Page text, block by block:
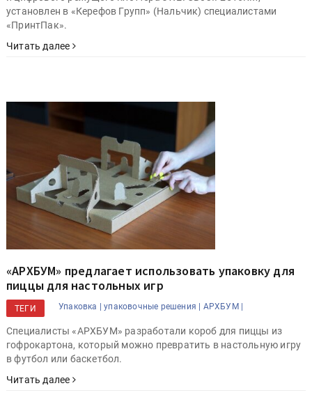
установлен в «Керефов Групп» (Нальчик) специалистами
«ПринтПак».
Читать далее
«АРХБУМ» предлагает использовать упаковку для
пиццы для настольных игр
ТЕГИ Упаковка | упаковочные решения | АРХБУМ |
Специалисты «АРХБУМ» разработали короб для пиццы из
гофрокартона, который можно превратить в настольную игру
в футбол или баскетбол.
Читать далее